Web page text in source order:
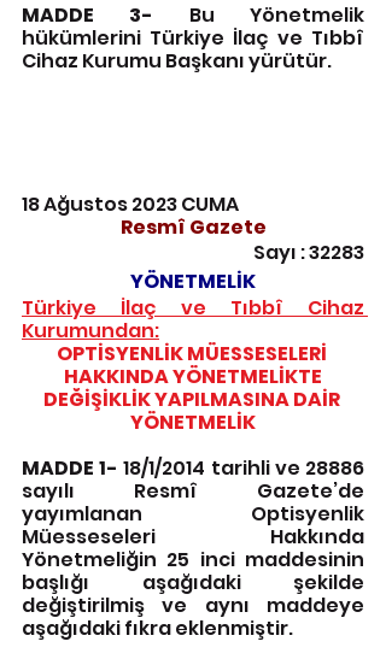
MADDE 3-
Bu Yönetmelik
hükümlerini Türkiye İlaç ve Tıbbî
Cihaz Kurumu Başkanı yürütür.
18 Ağustos 2023 CUMA
Resmî Gazete
Sayı : 32283
YÖNETMELİK
Türkiye İlaç ve Tıbbî Cihaz
Kurumundan:
OPTİSYENLİK MÜESSESELERİ
HAKKINDA YÖNETMELİKTE
DEĞİŞİKLİK YAPILMASINA DAİR
YÖNETMELİK
MADDE 1- 18/1/2014 tarihli ve 28886
sayılı Resmî Gazete’de
yayımlanan Optisyenlik
Müesseseleri Hakkında
Yönetmeliğin 25 inci maddesinin
başlığı aşağıdaki şekilde
değiştirilmiş ve aynı maddeye
aşağıdaki fıkra eklenmiştir.